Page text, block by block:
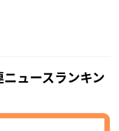
ュースランキン